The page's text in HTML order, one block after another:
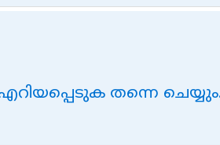
തന്നെ